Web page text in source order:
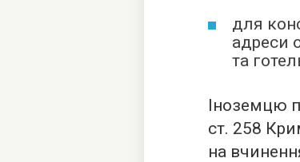
для
адреси
та
Іноземцю
ст. 258
на